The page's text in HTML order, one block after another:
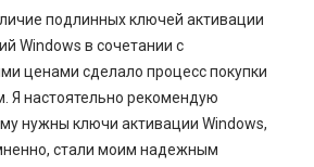
подлинных ключей активации
Windows в сочетании с
ценами сделало процесс покупки
Я настоятельно рекомендую
нужны ключи активации Windows,
стали моим надежным